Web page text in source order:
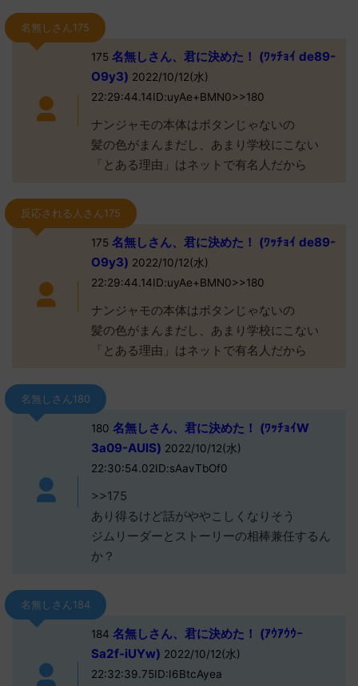
名無しさん175
175名無しさん、君に決めた！ (ﾜｯﾁｮｲ de89-
O9y3) 2022/10/12(水)
22:29:44.14ID:uyAe+BMN0>>180
ナンジャモの本体はボタンじゃないの
髪の色がまんまだし、あまり学校にこない
「とある理由」はネットで有名人だから
反応される人さん175
175名無しさん、君に決めた！ (ﾜｯﾁｮｲ de89-
O9y3) 2022/10/12(水)
22:29:44.14ID:uyAe+BMN0>>180
ナンジャモの本体はボタンじゃないの
髪の色がまんまだし、あまり学校にこない
「とある理由」はネットで有名人だから
名無しさん180
180 名無しさん、君に決めた！ (ﾜｯﾁｮｲW
3a09-AUlS) 2022/10/12(水)
22:30:54.02ID:sAavTbOf0
>>175
あり得るけど話がややこしくなりそう
ジムリーダーとストーリーの相棒兼任するん
か？
名無しさん184
184 名無しさん、君に決めた！ (ｱｳｱｳｳｰ
Sa2f-iUYw) 2022/10/12(水)
22:32:39.75ID:I6BtcAyea